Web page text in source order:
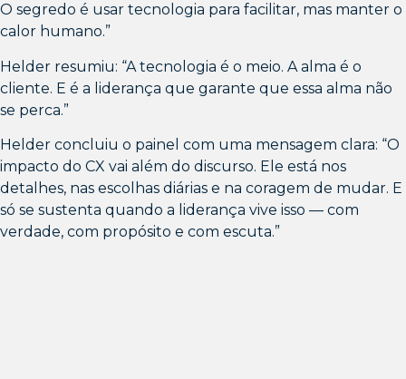
O segredo é usar tecnologia para facilitar, mas manter o
calor humano.”
Helder resumiu: “A tecnologia é o meio. A alma é o
cliente. E é a liderança que garante que essa alma não
se perca.”
Helder concluiu o painel com uma mensagem clara: “O
impacto do CX vai além do discurso. Ele está nos
detalhes, nas escolhas diárias e na coragem de mudar. E
só se sustenta quando a liderança vive isso — com
verdade, com propósito e com escuta.”